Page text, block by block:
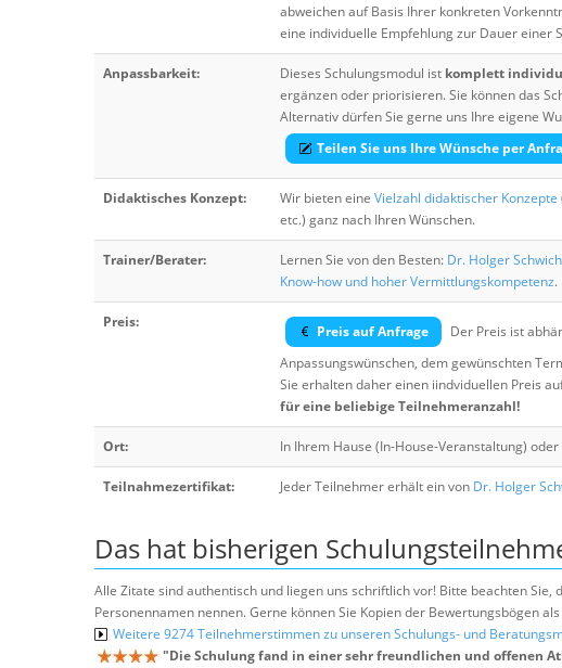
abweichen auf Basis Ihrer konkreten
eine individuelle Empfehlung zur Dauer einer
Anpassbarkeit: Dieses Schulungsmodul ist komplett
ergänzen oder priorisieren. Sie können das
Alternativ dürfen Sie gerne uns Ihre eigene
Teilen Sie uns Ihre Wünsche per
Didaktisches Konzept: Wir bieten eine Vielzahl didaktischer Konzepte
etc.) ganz nach Ihren Wünschen.
Trainer/Berater: Lernen Sie von den Besten: Dr. Holger
Know-how und hoher Vermittlungskompetenz.
Preis:
Preis auf Anfrage
Der Preis ist
Anpassungswünschen, dem gewünschten
Sie erhalten daher einen iindviduellen Preis
für eine beliebige Teilnehmeranzahl!
Ort: In Ihrem Hause (In-House-Veranstaltung) oder
Teilnahmezertifikat: Jeder Teilnehmer erhält ein von Dr. Holger
Das hat bisherigen
Alle Zitate sind authentisch und liegen uns schriftlich vor! Bitte beachten Sie,
Personennamen nennen. Gerne können Sie Kopien der Bewertungsbögen
Weitere 9274 Teilnehmerstimmen zu unseren Schulungs- und
"Die Schulung fand in einer sehr freundlichen und offenen